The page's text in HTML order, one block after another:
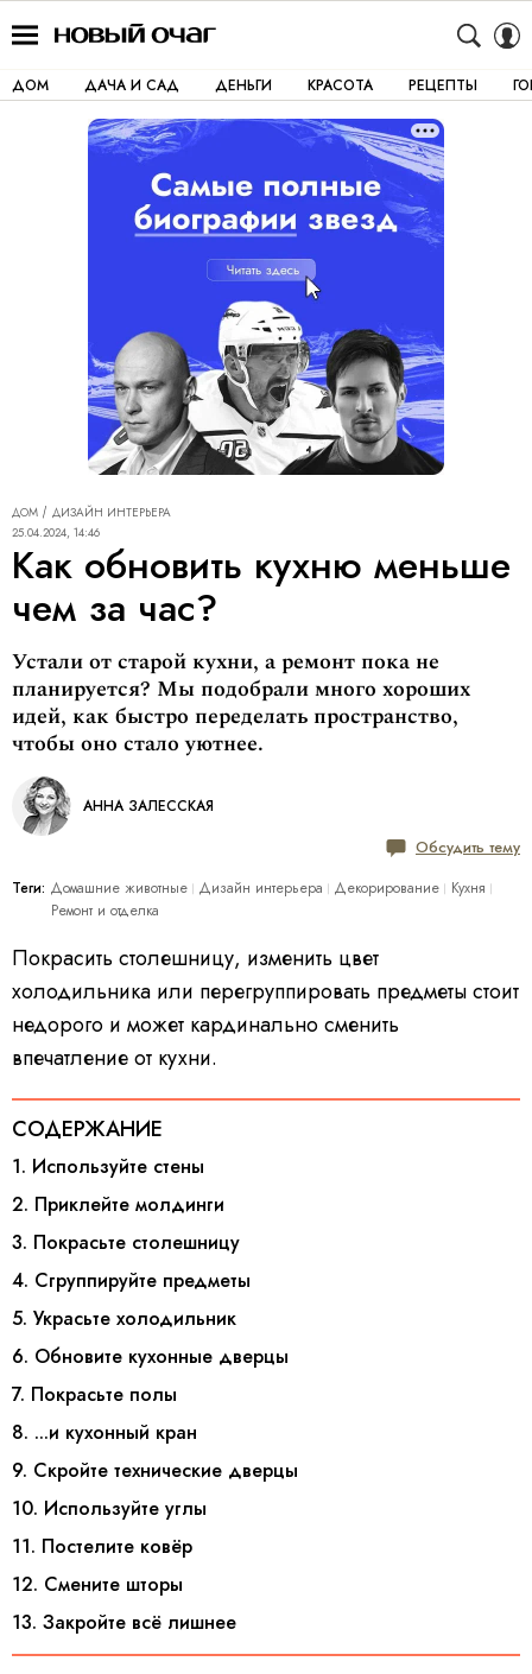
ДОМ ДАЧА И САД ДЕНЬГИ КРАСОТА РЕЦЕПТЫ
ДОМ
ДИЗАЙН ИНТЕРЬЕРА
25.04.2024, 14:46
Как обновить кухню меньше
чем за час?
Устали от старой кухни, а ремонт пока не
планируется? Мы подобрали много хороших
идей, как быстро переделать пространство,
чтобы оно стало уютнее.
АННА ЗАЛЕССКАЯ
Обсудить тему
Теги: Домашние животные Дизайн интерьера Декорирование
Кухня
Ремонт и отделка
Покрасить столешницу, изменить цвет
холодильника или перегруппировать предметы стоит
недорого и может кардинально сменить
впечатление от кухни.
СОДЕРЖАНИЕ
1. Используйте стены
2. Приклейте молдинги
3. Покрасьте столешницу
4. Сгруппируйте предметы
5. Украсьте холодильник
6. Обновите кухонные дверцы
7. Покрасьте полы
8. ...и кухонный кран
9. Скройте технические дверцы
10. Используйте углы
11. Постелите ковёр
12. Смените шторы
13. Закройте всё лишнее